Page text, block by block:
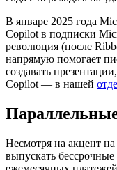
В январе 2025 года
Copilot в подписки
революция (после
напрямую помогает
создавать
Copilot — в нашей
Несмотря на акцент
выпускать